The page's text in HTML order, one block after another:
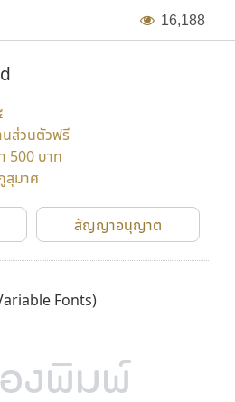
16,188
นส่วนตัวฟรี
500 บาท
สุมาศ
สัญญาอนุญาต
Fonts)